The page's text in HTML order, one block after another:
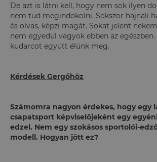
De azt is látni kell, hogy nem sok ilyen
nem tud megindokolni. Sokszor hajnali
és olvas, képzi magát. Sokat jelent
nem egyedül vagyok ebben az
kudarcot együtt élünk meg.
Kérdések Gergőhöz
Számomra nagyon érdekes, hogy egy
csapatsport képviselőjeként egy
edzel. Nem egy szokásos sportolói-
modell. Hogyan jött ez?